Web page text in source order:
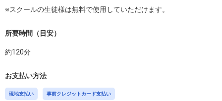
※スクールの生徒様は無料で使用していただけます。
所要時間（目安）
約120分
お支払い方法
現地支払い 事前クレジットカード支払い